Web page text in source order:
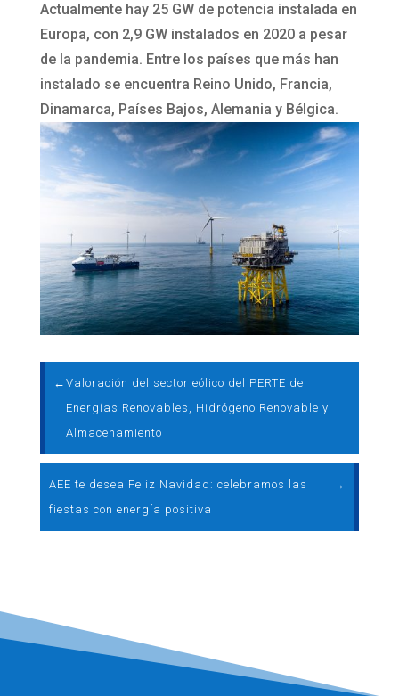
Actualmente hay 25 GW de potencia instalada en
Europa, con 2,9 GW instalados en 2020 a pesar
de la pandemia. Entre los países que más han
instalado se encuentra Reino Unido, Francia,
Dinamarca, Países Bajos, Alemania y Bélgica.
← Valoración del sector eólico del PERTE de
Energías Renovables, Hidrógeno Renovable y
Almacenamiento
AEE te desea Feliz Navidad: celebramos las
fiestas con energía positiva
→